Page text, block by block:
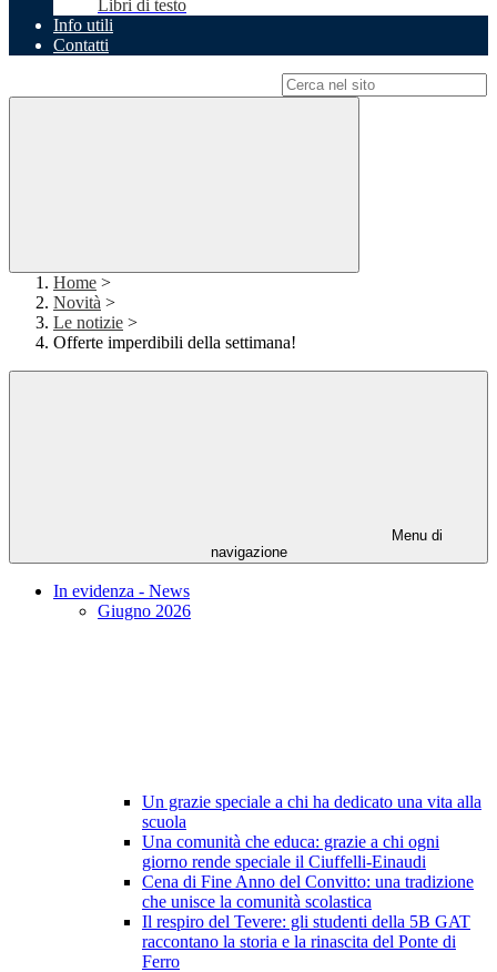
Libri di testo
Info utili
Contatti
Home >
Novità >
Le notizie >
Offerte imperdibili della settimana!
Menu di
navigazione
In evidenza - News
Giugno 2026
Un grazie speciale a chi ha dedicato una vita alla
scuola
Una comunità che educa: grazie a chi ogni
giorno rende speciale il Ciuffelli-Einaudi
Cena di Fine Anno del Convitto: una tradizione
che unisce la comunità scolastica
Il respiro del Tevere: gli studenti della 5B GAT
raccontano la storia e la rinascita del Ponte di
Ferro